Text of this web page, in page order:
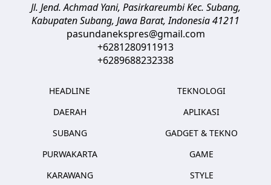
Jl. Jend. Achmad Yani, Pasirkareumbi Kec. Subang,
Kabupaten Subang, Jawa Barat,Indonesia41211
pasundanekspres@gmail.com
+6281280911913
+6289688232338
HEADLINE
DAERAH
SUBANG
PURWAKARTA
KARAWANG
TEKNOLOGI
APLIKASI
GADGET & TEKNO
GAME
STYLE